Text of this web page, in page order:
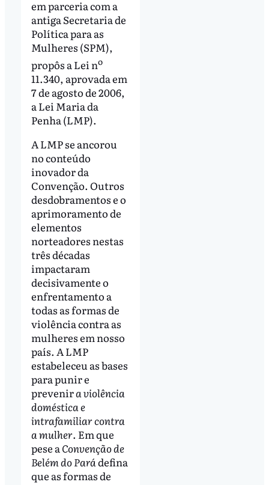
em parceria com a
antiga Secretaria de
Política para as
Mulheres (SPM),
propôs a Lei no
11.340, aprovada em
7 de agosto de 2006,
a Lei Maria da
Penha (LMP).
A LMP se ancorou
no conteúdo
inovador da
Convenção. Outros
desdobramentos e o
aprimoramento de
elementos
norteadores nestas
três décadas
impactaram
decisivamente o
enfrentamento a
todas as formas de
violência contra as
mulheres em nosso
país. A LMP
estabeleceu as bases
para punir e
prevenira violência
doméstica e
intrafamiliar contra
a mulher. Em que
pese a Convenção de
Belém do Pará defina
que as formas de